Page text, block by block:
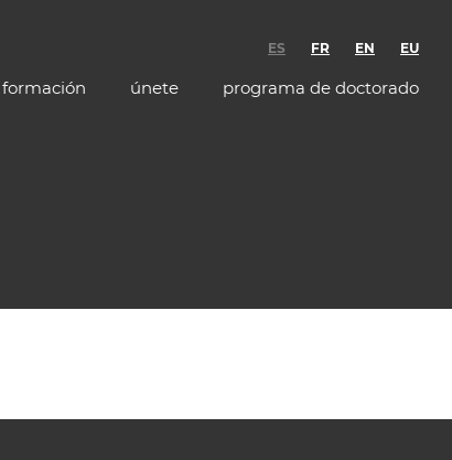
ES FR EN EU
formación únete programa de doctorado